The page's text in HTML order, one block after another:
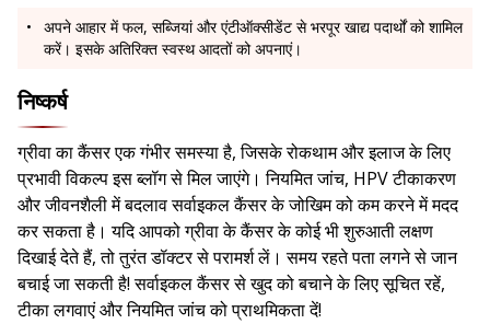
अपने आहार में फल, सब्जियां और एंटीऑक्सीडेंट से भरपूर खाद्य पदार्थों को शामिल
करें। इसके अतिरिक्त स्वस्थ आदतों को अपनाएं।
निष्कर्ष
ग्रीवा का कैंसर एक गंभीर समस्या है, जिसके रोकथाम और इलाज के लिए
प्रभावी विकल्प इस ब्लॉग से मिल जाएंगे। नियमित जांच, HPV टीकाकरण
और जीवनशैली में बदलाव सर्वाइकल कैंसर के जोखिम को कम करने में मदद
कर सकता है। यदि आपको ग्रीवा के कैंसर के कोई भी शुरुआती लक्षण
दिखाई देते हैं, तो तुरंत डॉक्टर से परामर्श लें। समय रहते पता लगने से जान
बचाई जा सकती है! सर्वाइकल कैंसर से खुद को बचाने के लिए सूचित रहें,
टीका लगवाएं और नियमित जांच को प्राथमिकता दें!